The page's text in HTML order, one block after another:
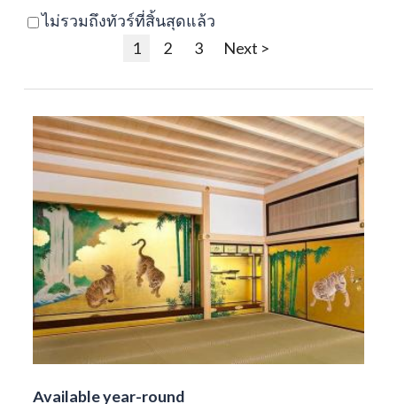
ไม่รวมถึงทัวร์ที่สิ้นสุดแล้ว
1
2 3 Next >
Available year-round